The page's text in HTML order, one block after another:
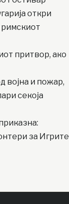
откри
притвор, ако
војна и пожар,
секоја
за Игрите